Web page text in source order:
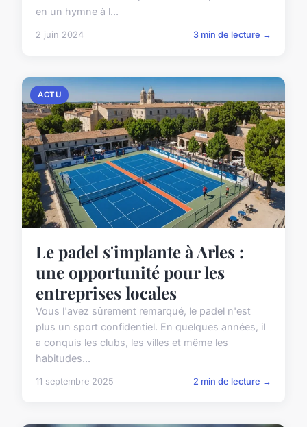
en un hymne à l...
2 juin 2024 3 min de lecture →
ACTU
Le padel s'implante à Arles :
une opportunité pour les
entreprises locales
Vous l'avez sûrement remarqué, le padel n'est
plus un sport confidentiel. En quelques années, il
a conquis les clubs, les villes et même les
habitudes...
11 septembre 2025 2 min de lecture →